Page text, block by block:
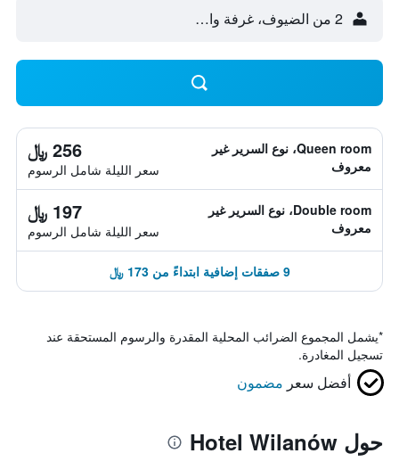
2 من الضيوف، غرفة واحدة
Queen room، نوع السرير غير
معروف
256 ﷼
سعر الليلة شامل الرسوم
Double room، نوع السرير غير
معروف
197 ﷼
سعر الليلة شامل الرسوم
9 صفقات إضافية ابتداءً من 173 ﷼
*يشمل المجموع الضرائب المحلية المقدرة والرسوم المستحقة عند
تسجيل المغادرة.
أفضل سعر مضمون
حول Hotel Wilanów